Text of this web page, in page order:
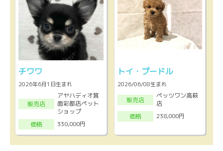
チワワ
2026年6月1日生まれ
販売店
アヤハディオ箕
面彩都店ペット
ショップ
価格
330,000円
トイ・プードル
2026/06/08生まれ
販売店
ペッツワン高萩
店
価格
238,000円